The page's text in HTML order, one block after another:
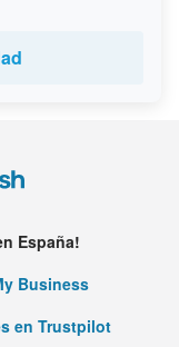
España!
Business
en Trustpilot